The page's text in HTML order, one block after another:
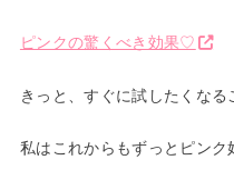
ピンクの驚くべき効果♡
きっと、すぐに試したくなる
私はこれからもずっとピンク